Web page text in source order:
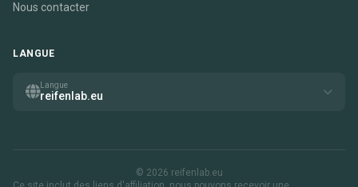
Nous contacter
LANGUE
Langue
reifenlab.eu
© 2026 reifenlab.eu